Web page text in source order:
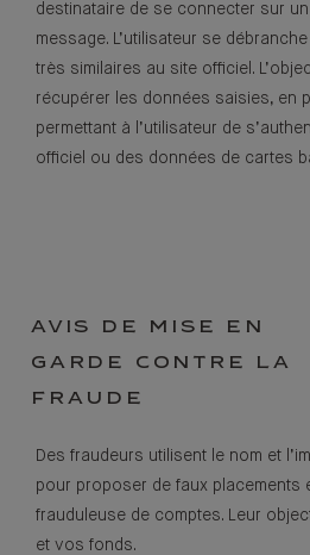
destinataire de se connecter sur
message. L’utilisateur se
très similaires au site officiel.
récupérer les données saisies, en
permettant à l’utilisateur de
officiel ou des données de cartes
AVIS DE MISE EN
GARDE CONTRE LA
FRAUDE
Des fraudeurs utilisent le nom et
pour proposer de faux placements
frauduleuse de comptes. Leur
et vos fonds.